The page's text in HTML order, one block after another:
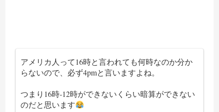
アメリカ人って16時と言われても何時なのか分か
らないので、必ず4pmと言いますよね。
つまり16時-12時ができないくらい暗算ができない
のだと思います